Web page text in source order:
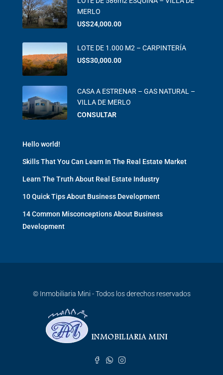
MERLO
U$S24,000.00
LOTE DE 1.000 M2 – CARPINTERÍA
U$S30,000.00
CASA A ESTRENAR – GAS NATURAL –
VILLA DE MERLO
CONSULTAR
Hello world!
Skills That You Can Learn In The Real Estate Market
Learn The Truth About Real Estate Industry
10 Quick Tips About Business Development
14 Common Misconceptions About Business
Development
© Inmobiliaria Mini - Todos los derechos reservados